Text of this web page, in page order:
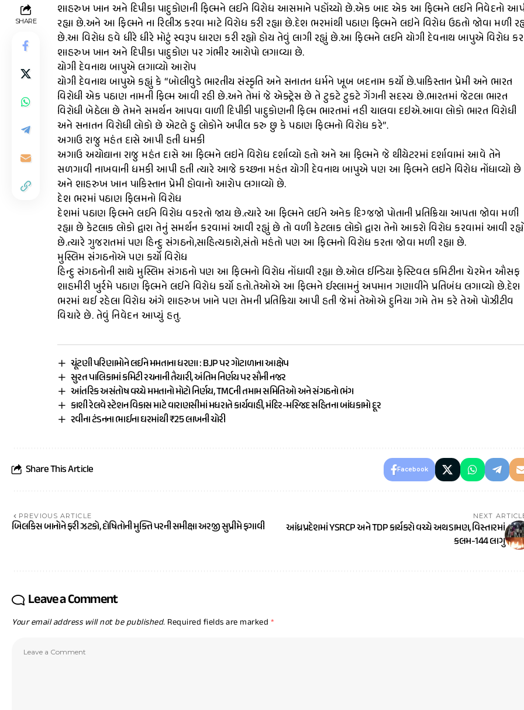
SHARE
શાહરુખ ખાન અને દિપીકા પાદુકોણની ફિલ્મને લઈને વિરોધ આસમાને પહોંચ્યો છે.એક બાદ એક આ ફિલ્મને લઈને નિવેદનો
રહ્યા છે.અને આ ફિલ્મને ના રિલીઝ કરવા માટે વિરોધ કરી રહ્યા છે.દેશ ભરમાંથી પઠાણ ફિલ્મને લઇને વિરોધ ઉઠતો જોવા મળી
છે.આ વિરોધ હવે ધીરે ધીરે મોટું સ્વરૂપ ધારણ કરી રહ્યો હોય તેવું લાગી રહ્યું છે.આ ફિલ્મને લઈને યોગી દેવનાથ બાપુએ વિરોધ
શાહરુખ ખાન અને દિપીકા પાદુકોણ પર ગંભીર આરોપો લગાવ્યા છે.
યોગી દેવનાથ બાપુએ લગાવ્યો આરોપ
યોગી દેવનાથ બાપુએ કહ્યું કે “બોલીવુડે ભારતીય સંસ્કૃતિ અને સનાતન ધર્મને ખૂબ બદનામ કર્યો છે.પાકિસ્તાન પ્રેમી અને ભારત
વિરોધી એક પઠાણ નામની ફિલ્મ આવી રહી છે.અને તેમાં જે એક્ટ્રેસ છે તે ટુકટે ટુકટે ગેંગની સદસ્ય છે.ભારતમાં જેટલા ભારત
વિરોધી બેઠેલા છે તેમને સમર્થન આપવા વાળી દિપીકી પાદુકોણની ફિલ્મ ભારતમાં નહી ચાલવા દઇએ.આવા લોકો ભારત વિરોધી
અને સનાતન વિરોધી લોકો છે એટલે હુ લોકોને અપીલ કરુ છુ કે પઠાણ ફિલ્મનો વિરોધ કરે”.
અગાઉ રાજુ મહંત દાસે આપી હતી ધમકી
અગાઉ અયોદ્યાના રાજુ મહંત દાસે આ ફિલ્મને લઇને વિરોધ દર્શાવ્યો હતો અને આ ફિલ્મને જે થીયેટરમાં દર્શાવામાં આવે તેને
સળગાવી નાખવાની ધમકી આપી હતી ત્યારે આજે કચ્છના મહંત યોગી દેવનાથ બાપુએ પણ આ ફિલ્મને લઇને વિરોધ નોંધાવ્યો છે
અને શાહરુખ ખાન પાકિસ્તાન પ્રેમી હોવાનો આરોપ લગાવ્યો છે.
દેશ ભરમાં પઠાણ ફિલમનો વિરોધ
દેશમાં પઠાણ ફિલ્મને લઈને વિરોધ વકરતો જાય છે.ત્યારે આ ફિલ્મને લઈને અનેક દિગ્જજો પોતાની પ્રતિક્રિયા આપતા જોવા મળી
રહ્યા છે કેટલાક લોકો દ્વારા તેનું સમર્થન કરવામાં આવી રહ્યું છે તો વળી કેટલાક લોકો દ્વારા તેનો આકરો વિરોધ કરવામાં આવી
છે.ત્યારે ગુજરાતમાં પણ હિન્દુ સંગઠનો,સાહિત્યકારો,સંતો મહંતો પણ આ ફિલ્મનો વિરોધ કરતા જોવા મળી રહ્યા છે.
મુસ્લિમ સંગઠનોએ પણ કર્યો વિરોધ
હિન્દુ સંગઠનોની સાથે મુસ્લિમ સંગઠનો પણ આ ફિલ્મનો વિરોધ નોંધાવી રહ્યા છે.ઓલ ઈન્ડિયા ફેસ્ટિવલ કમિટીના ચેરમેન ઔસફ
શાહમીરી ખુર્રમે પઠાણ ફિલ્મને લઈને વિરોધ કર્યો હતો.તેઓએ આ ફિલ્મને ઈસ્લામનું અપમાન ગણાવીને પ્રતિબંધ લગાવ્યો છે.દેશ
ભરમાં થઈ રહેલા વિરોધ અંગે શાહરુખ ખાને પણ તેમની પ્રતિક્રિયા આપી હતી જેમાં તેઓએ દુનિયા ગમે તેમ કરે તેઓ પોઝીટીવ
વિચારે છે. તેવું નિવેદન આપ્યું હતુ.
ચૂંટણી પરિણામોને લઈને મમતાના ધરણા : BJP પર ગોટાળાના આક્ષેપ
સુરત પાલિકામાં કમિટી રચનાની તૈયારી, અંતિમ નિર્ણય પર સૌની નજર
આંતરિક અસંતોષ વચ્ચે મમતાનો મોટો નિર્ણય, TMCની તમામ સમિતિઓ અને સંગઠનો ભંગ
કાશી રેલવે સ્ટેશન વિકાસ માટે વારાણસીમાં મધરાતે કાર્યવાહી, મંદિર-મસ્જિદ સહિતના બાંધકામો દૂર
રવીના ટંડનના ભાઈના ઘરમાંથી ₹25 લાખની ચોરી
Share This Article Facebook
PREVIOUS ARTICLE
બિલકિસ બાનોને ફરી ઝટકો, દોષિતોની મુક્તિ પરની સમીક્ષા અરજી સુપ્રીમે ફગાવી
NEXT
આંધ્રપ્રદેશમાં YSRCP અને TDP કાર્યકરો વચ્ચે અથડામણ, વિસ્તારમાં
કલમ-144 લાગુ
Leave a Comment
Your email address will not be published. Required fields are marked *